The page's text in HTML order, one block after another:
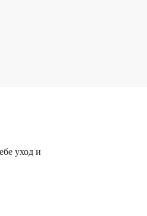
уход и